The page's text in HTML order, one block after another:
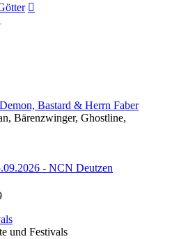
Bastard & Herrn Faber
Bärenzwinger, Ghostline,
- NCN Deutzen
und Festivals